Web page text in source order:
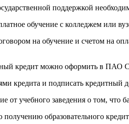
поддержкой
обучение с колледжем или
на обучение и счетом на
кредит можно оформить в
кредита и подписать кредитный
от учебного заведения о том, что
образовательного